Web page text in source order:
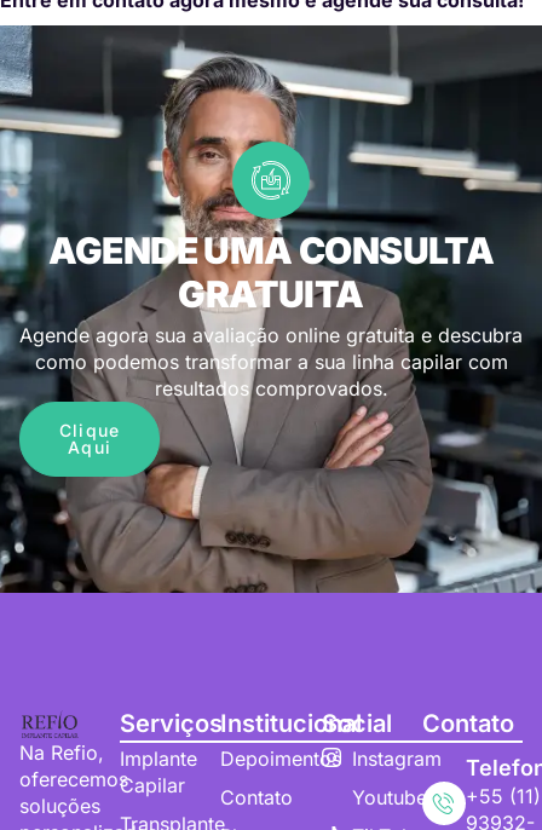
AGENDE UMA CONSULTA
GRATUITA
Agende agora sua avaliação online gratuita e descubra
como podemos transformar a sua linha capilar com
resultados comprovados.
Clique
Aqui
Na Refio,
oferecemos
soluções
Serviços
Implante
Capilar
Transplante
Institucional
Depoimentos
Contato
Social
Instagram
Youtube
Contato
+55 (11)
93932-